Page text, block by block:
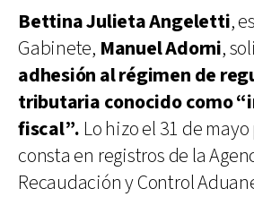
Bettina Julieta Angeletti,
Gabinete, Manuel Adorni,
adhesión al régimen de
tributaria conocido como
fiscal”. Lo hizo el 31 de
consta en registros de la
Recaudación y Control